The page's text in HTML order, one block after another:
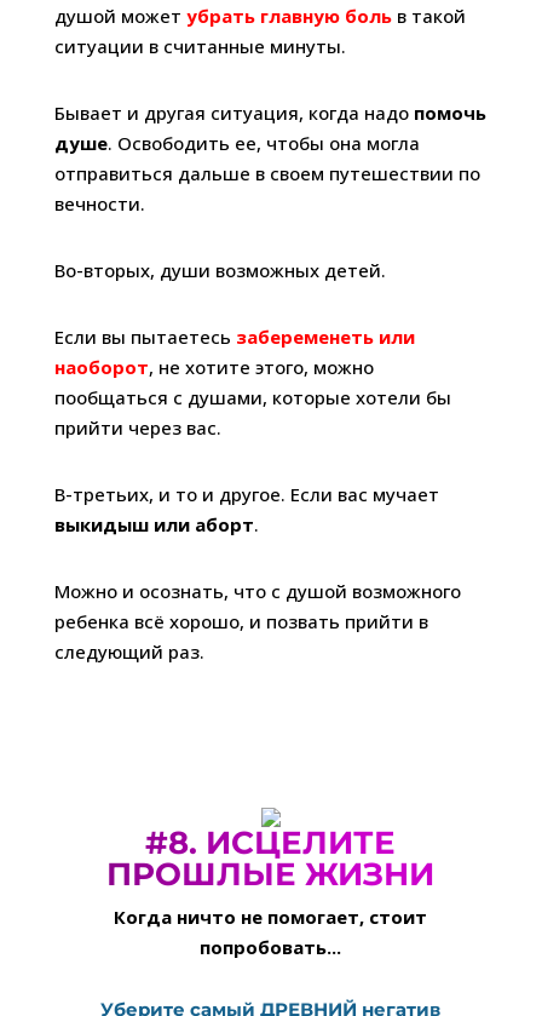
душой может убрать главную больв такой
ситуации в считанные минуты.
Бывает и другая ситуация, когда надо помочь
душе. Освободить ее, чтобы она могла
отправиться дальше в своем путешествии по
вечности.
Во-вторых, души возможных детей.
Если вы пытаетесь забеременеть или
наоборот, не хотите этого, можно
пообщаться с душами, которые хотели бы
прийти через вас.
В-третьих, и то и другое. Если вас мучает
выкидыш или аборт.
Можно и осознать, что с душой возможного
ребенка всё хорошо, и позвать прийти в
следующий раз.
#8. ИСЦЕЛИТЕ
ПРОШЛЫЕ ЖИЗНИ
Когда ничто не помогает, стоит
попробовать...
Уберите самый ДРЕВНИЙ негатив